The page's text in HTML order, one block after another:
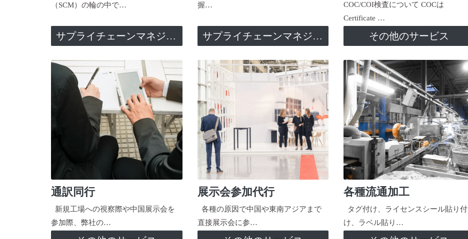
（SCM）の輪の中で…
サプライチェーンマネジメント
握…
サプライチェーンマネジメント
COC/COI検査について COCは
Certificate …
その他のサービス
通訳同行
新規工場への視察際や中国展示会を
参加際、弊社の…
展示会参加代行
各種の原因で中国や東南アジアまで
直接展示会に参…
各種流通加工
タグ付け、ライセンスシール貼り付
け、ラベル貼り…